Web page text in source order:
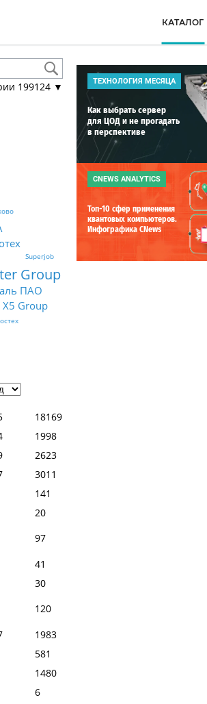
КАТАЛОГ
199124 ▼
Group
X5 Group
ПАО
Superjob
18169
1998
2623
3011
141
20
97
41
30
120
1983
581
1480
6
ТЕХНОЛОГИЯ МЕСЯЦА
Как выбрать сервер
для ЦОД и не прогадать
в перспективе
CNEWS ANALYTICS
Топ-10 сфер применения
квантовых компьютеров.
Инфографика CNews